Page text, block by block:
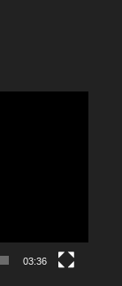
03:36